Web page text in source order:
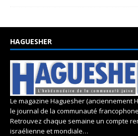
HAGUESHER
Le magazine Haguesher (anciennement
le journal de la communauté
Retrouvez chaque semaine un compte
israélienne et mondiale…